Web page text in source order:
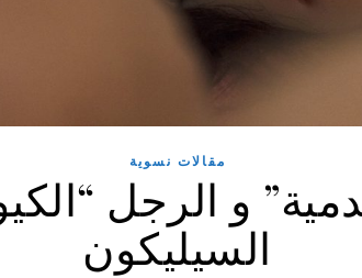
مقالات نسوية
و الرجل
السيليكون